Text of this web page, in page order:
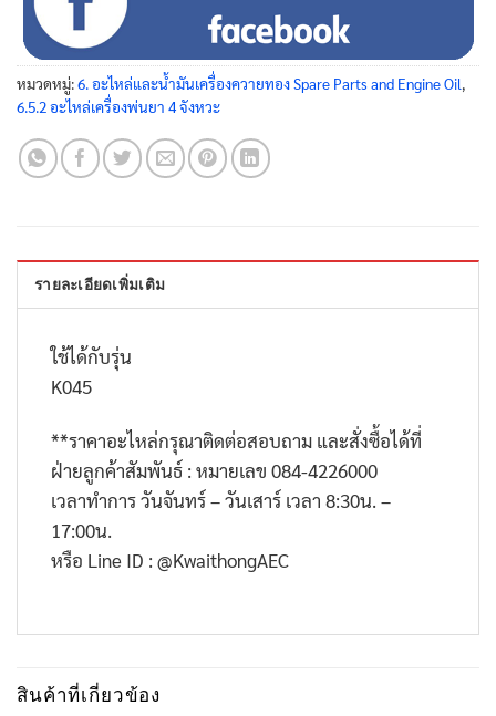
หมวดหมู่:6. อะไหล่และน้ำมันเครื่องควายทอง Spare Parts and Engine Oil
6.5.2 อะไหล่เครื่องพ่นยา 4 จังหวะ
รายละเอียดเพิ่มเติม
ใช้ได้กับรุ่น
K045
**ราคาอะไหล่กรุณาติดต่อสอบถาม และสั่งซื้อได้ที่
ฝ่ายลูกค้าสัมพันธ์ : หมายเลข 084-4226000
เวลาทำการ วันจันทร์ – วันเสาร์ เวลา 8:30น. –
17:00น.
หรือ Line ID : @KwaithongAEC
สินค้าที่เกี่ยวข้อง